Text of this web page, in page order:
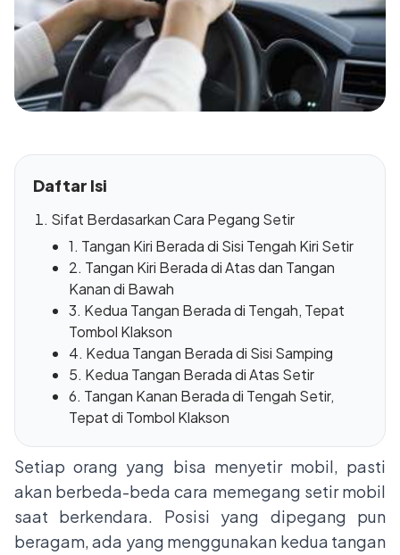
Daftar Isi
Sifat Berdasarkan Cara Pegang Setir
1. Tangan Kiri Berada di Sisi Tengah Kiri Setir
2. Tangan Kiri Berada di Atas dan Tangan
Kanan di Bawah
3. Kedua Tangan Berada di Tengah, Tepat
Tombol Klakson
4. Kedua Tangan Berada di Sisi Samping
5. Kedua Tangan Berada di Atas Setir
6. Tangan Kanan Berada di Tengah Setir,
Tepat di Tombol Klakson
Setiap orang yang bisa menyetir mobil, pasti
akan berbeda-beda cara memegang setir mobil
saat berkendara. Posisi yang dipegang pun
beragam, ada yang menggunakan kedua tangan